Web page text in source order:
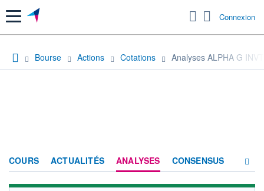
Menu Connexion
Bourse Actions Cotations Analyses ALPHA G
COURS ACTUALITÉS ANALYSES CONSENSUS